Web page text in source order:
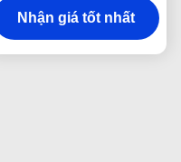
bồn rửa đơn chống trầy
xước và dễ làm sạch
Nhận giá tốt nhất